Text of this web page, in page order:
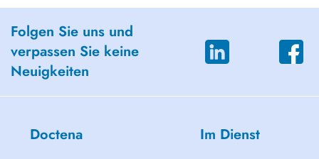
Folgen Sie uns und
verpassen Sie keine
Neuigkeiten
Doctena Im Dienst